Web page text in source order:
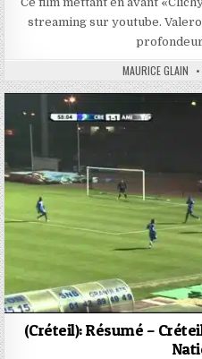
streaming sur youtube.
AUTHOR:
MAURICE GLAIN
(Créteil): Résumé –